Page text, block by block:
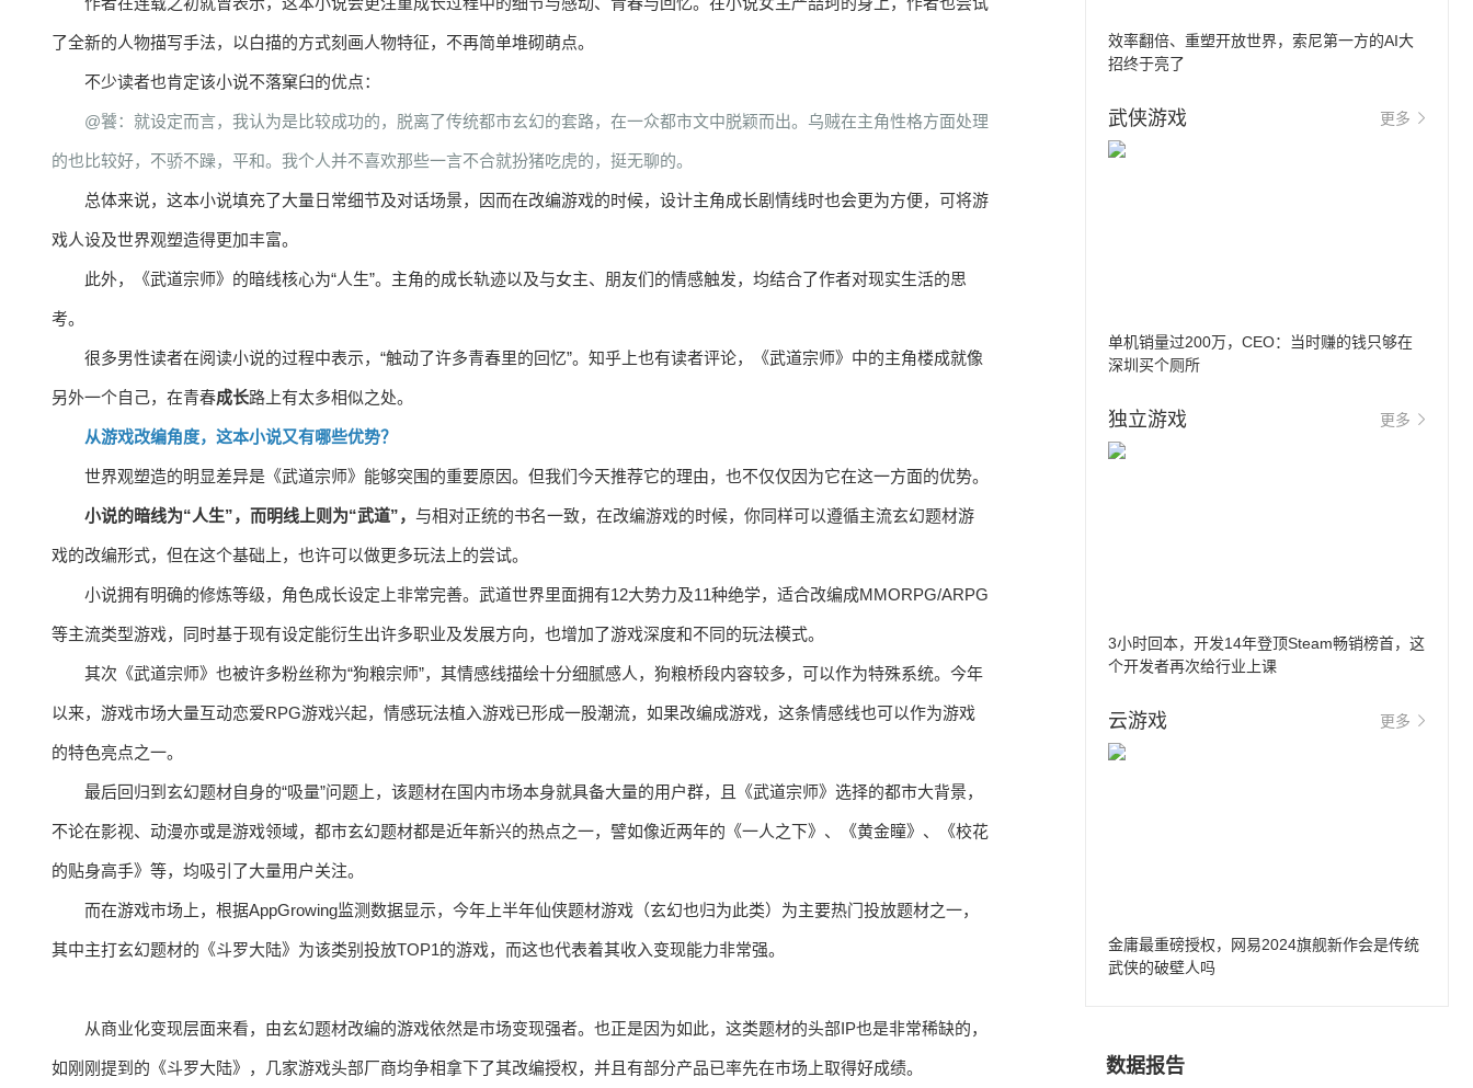
了全新的人物描写手法，以白描的方式刻画人物特征，不再简单堆砌萌点。
不少读者也肯定该小说不落窠臼的优点：
@饕：就设定而言，我认为是比较成功的，脱离了传统都市玄幻的套路，在一众都市文中脱颖而出。乌贼在主角性格方面处理
的也比较好，不骄不躁，平和。我个人并不喜欢那些一言不合就扮猪吃虎的，挺无聊的。
总体来说，这本小说填充了大量日常细节及对话场景，因而在改编游戏的时候，设计主角成长剧情线时也会更为方便，可将游
戏人设及世界观塑造得更加丰富。
此外，《武道宗师》的暗线核心为“人生”。主角的成长轨迹以及与女主、朋友们的情感触发，均结合了作者对现实生活的思
考。
很多男性读者在阅读小说的过程中表示，“触动了许多青春里的回忆”。知乎上也有读者评论，《武道宗师》中的主角楼成就像
另外一个自己，在青春成长路上有太多相似之处。
从游戏改编角度，这本小说又有哪些优势？
世界观塑造的明显差异是《武道宗师》能够突围的重要原因。但我们今天推荐它的理由，也不仅仅因为它在这一方面的优势。
小说的暗线为“人生”，而明线上则为“武道”， 与相对正统的书名一致，在改编游戏的时候，你同样可以遵循主流玄幻题材游
戏的改编形式，但在这个基础上，也许可以做更多玩法上的尝试。
小说拥有明确的修炼等级，角色成长设定上非常完善。武道世界里面拥有12大势力及11种绝学，适合改编成MMORPG/ARPG
等主流类型游戏，同时基于现有设定能衍生出许多职业及发展方向，也增加了游戏深度和不同的玩法模式。
其次《武道宗师》也被许多粉丝称为“狗粮宗师”，其情感线描绘十分细腻感人，狗粮桥段内容较多，可以作为特殊系统。今年
以来，游戏市场大量互动恋爱RPG游戏兴起，情感玩法植入游戏已形成一股潮流，如果改编成游戏，这条情感线也可以作为游戏
的特色亮点之一。
最后回归到玄幻题材自身的“吸量”问题上，该题材在国内市场本身就具备大量的用户群，且《武道宗师》选择的都市大背景，
不论在影视、动漫亦或是游戏领域，都市玄幻题材都是近年新兴的热点之一，譬如像近两年的《一人之下》、《黄金瞳》、《校花
的贴身高手》等，均吸引了大量用户关注。
而在游戏市场上，根据AppGrowing监测数据显示，今年上半年仙侠题材游戏（玄幻也归为此类）为主要热门投放题材之一，
其中主打玄幻题材的《斗罗大陆》为该类别投放TOP1的游戏，而这也代表着其收入变现能力非常强。
从商业化变现层面来看，由玄幻题材改编的游戏依然是市场变现强者。也正是因为如此，这类题材的头部IP也是非常稀缺的，
如刚刚提到的《斗罗大陆》，几家游戏头部厂商均争相拿下了其改编授权，并且有部分产品已率先在市场上取得好成绩。
效率翻倍、重塑开放世界，索尼第一方的AI大
招终于亮了
武侠游戏 更多
单机销量过200万，CEO：当时赚的钱只够在
深圳买个厕所
独立游戏 更多
3小时回本，开发14年登顶Steam畅销榜首，这
个开发者再次给行业上课
云游戏 更多
金庸最重磅授权，网易2024旗舰新作会是传统
武侠的破壁人吗
数据报告